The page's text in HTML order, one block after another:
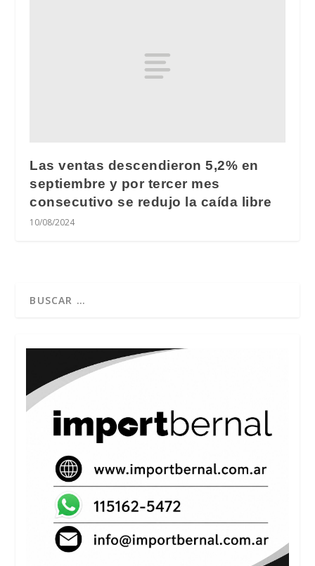
Las ventas descendieron 5,2% en
septiembre y por tercer mes
consecutivo se redujo la caída libre
10/08/2024